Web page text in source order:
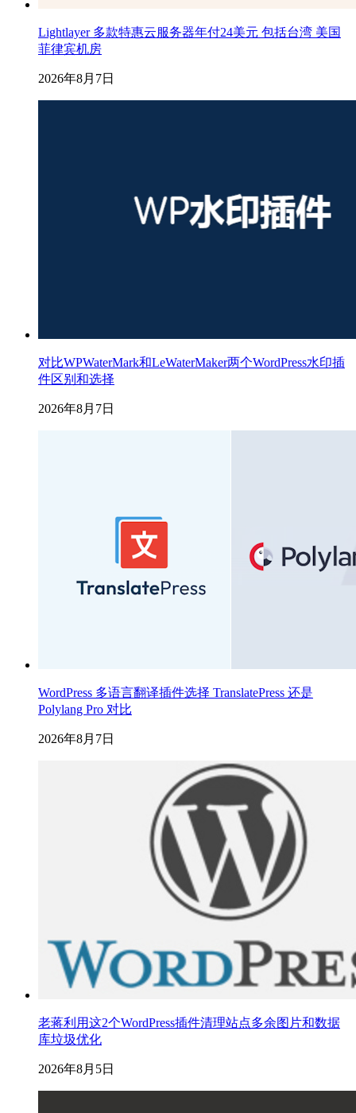
Lightlayer 多款特惠云服务器年付24美元 包括台湾 美国
菲律宾机房
2026年8月7日
对比WPWaterMark和LeWaterMaker两个WordPress水印插
件区别和选择
2026年8月7日
WordPress 多语言翻译插件选择 TranslatePress 还是
Polylang Pro 对比
2026年8月7日
老蒋利用这2个WordPress插件清理站点多余图片和数据
库垃圾优化
2026年8月5日